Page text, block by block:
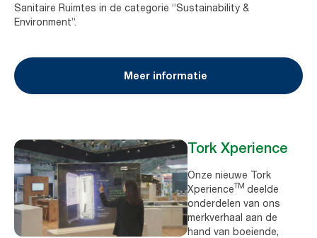
Sanitaire Ruimtes in de categorie “Sustainability &
Environment”.
Meer informatie
Tork Xperience
Onze nieuwe Tork
XperienceTM deelde
onderdelen van ons
merkverhaal aan de
hand van boeiende,